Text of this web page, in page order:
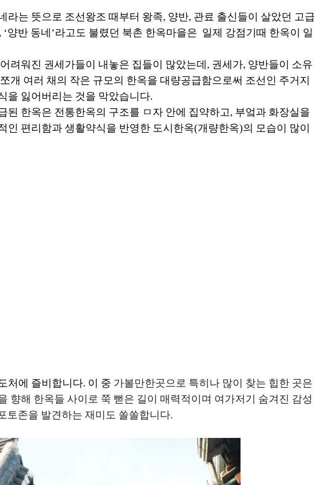
라는 뜻으로 조선왕조 때부터 왕족, 양반, 관료 출신들이 살았던 고급
양반 동네’라고도 불렸던 북촌 한옥마을은 일제 강점기때 한옥이 일
려워진 권세가들이 내놓은 집들이 많았는데, 권세가, 양반들이 소유
개 여러 채의 작은 규모의 한옥을 대량공급함으로써 조선인 주거지
을 잃어버리는 것을 막았습니다.
된 한옥은 전통한옥의 구조를 ㅁ자 안에 집약하고, 부엌과 화장실을
인 편리함과 생활약식을 반영한 도시한옥(개량한옥)의 모습이 많이
처에 즐비합니다. 이 중 가볼만한곳으로 특히나 많이 찾는 힙한 곳은
향해 한옥들 사이로 쭉 뻗은 길이 매력적이며 여가저기 숨겨진 감성
토존을 발견하는 재미도 쏠쏠합니다.